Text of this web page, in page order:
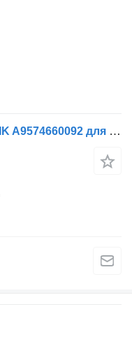
Рулевая тяга Weber HYDRAULIK A9574660092 для грузовика Mercedes-Benz Econic (1998-2014)